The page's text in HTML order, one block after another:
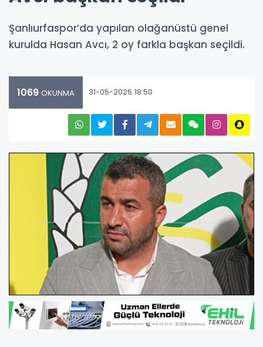
Şanlıurfaspor’da yapılan olağanüstü genel
kurulda Hasan Avcı, 2 oy farkla başkan seçildi.
1069 OKUNMA 31-05-2026 18:50